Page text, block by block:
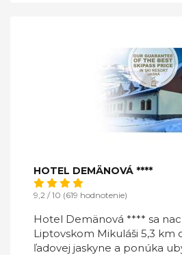
HOTEL DEMÄNOVÁ ****
9,2 / 10 (619 hodnotenie)
Hotel Demänová **** sa
Liptovskom Mikuláši 5,3 km
ľadovej jaskyne a ponúka